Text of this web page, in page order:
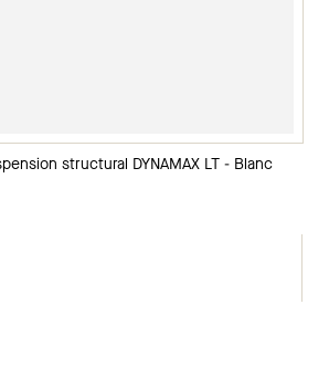
structural DYNAMAX LT - Blanc